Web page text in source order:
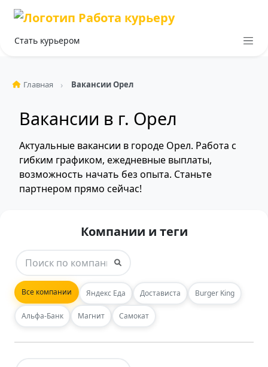
Стать курьером
Главная Вакансии Орел
Вакансии в г. Орел
Актуальные вакансии в городе Орел. Работа с
гибким графиком, ежедневные выплаты,
возможность начать без опыта. Станьте
партнером прямо сейчас!
Компании и теги
Все компании Яндекс Еда Достависта Burger King
Альфа-Банк Магнит Самокат